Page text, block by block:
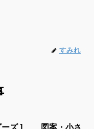
すみれ